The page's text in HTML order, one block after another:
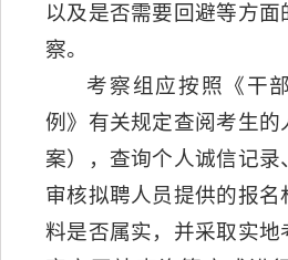
以及是否需要回避等方
察。
考察组应按照《干
例》有关规定查阅考生的
案），查询个人诚信记录
审核拟聘人员提供的报名
料是否属实，并采取实地